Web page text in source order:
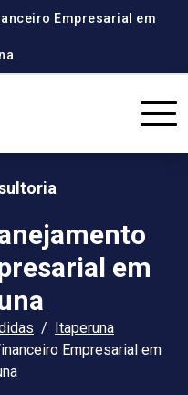
Empresarial em
em
Itaperuna
Empresarial em